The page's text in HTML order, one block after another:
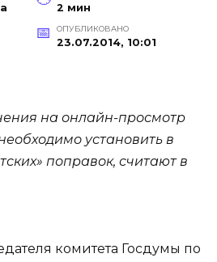
2 мин
ОПУБЛИКОВАНО
23.07.2014, 10:01
на онлайн-просмотр
установить в
поправок, считают в
комитета Госдумы по